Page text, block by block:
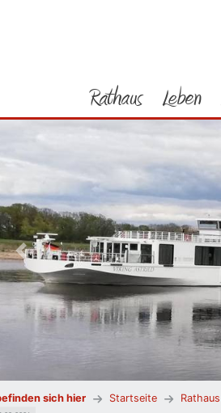
Rathaus Leben
Vorheriges Bild
sich hier Startseite Rathaus